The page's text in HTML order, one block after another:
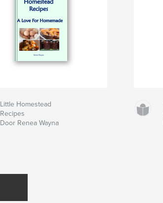
Little Homestead
Recipes
Door Renea Wayna